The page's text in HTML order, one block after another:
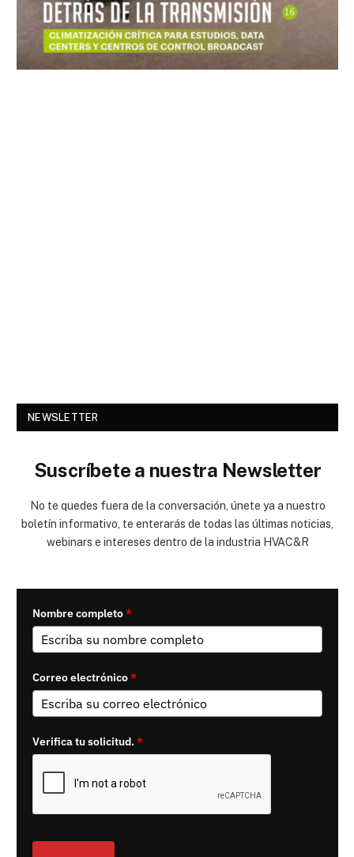
NEWSLETTER
Suscríbete a nuestra Newsletter
No te quedes fuera de la conversación, únete ya a nuestro
boletín informativo, te enterarás de todas las últimas noticias,
webinars e intereses dentro de la industria HVAC&R
Nombre completo*
Correo electrónico*
Verifica tu solicitud.*